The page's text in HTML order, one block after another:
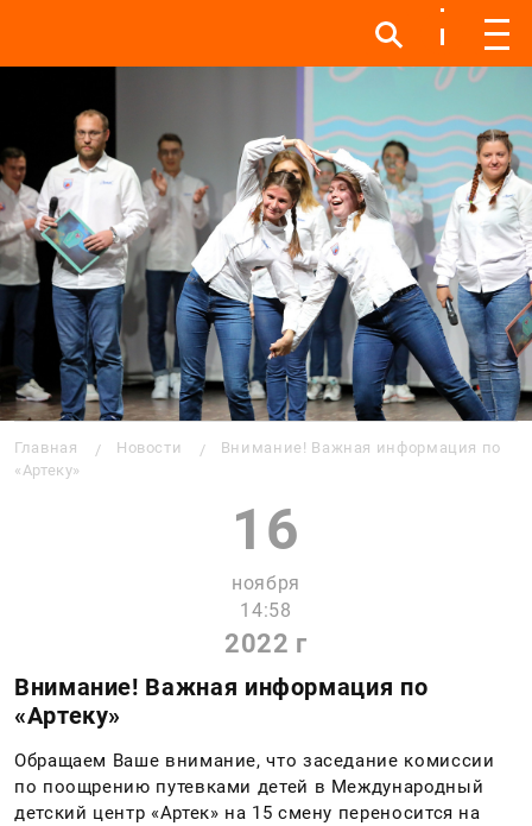
Инфо Инфо Меню
Главная Новости
Внимание! Важная информация по
«Артеку»
16
ноября
14:58
2022 г
Внимание! Важная информация по
«Артеку»
Обращаем Ваше внимание, что заседание комиссии
по поощрению путевками детей в Международный
детский центр «Артек» на 15 смену переносится на